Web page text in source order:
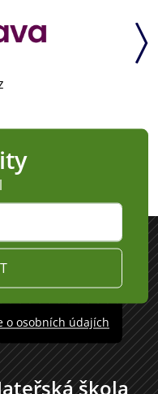
o osobních údajích
škola